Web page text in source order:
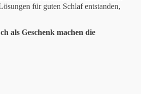
für guten Schlaf entstanden,
als Geschenk machen die